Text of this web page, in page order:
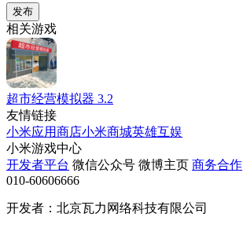
发布
相关游戏
超市经营模拟器 3.2
友情链接
小米应用商店小米商城英雄互娱
小米游戏中心
开发者平台 微信公众号 微博主页 商务合作
010-60606666
开发者：北京瓦力网络科技有限公司